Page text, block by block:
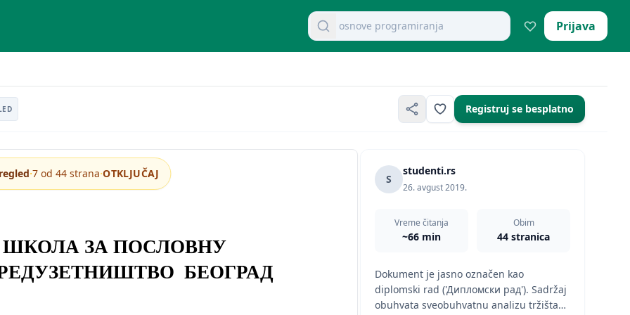
Pretraži dokumente
mikroekonomija pitanja Prijava
Registruj se besplatno
ЗА ПОСЛОВНУ
БЕОГРАД
·7 od 44 strana·OTKLJUČAJ S
studenti.rs
26. avgust 2019.
Vreme čitanja
~66 min
Obim
44 stranica
Dokument je jasno označen kao
diplomski rad ('Дипломски рад'). Sadržaj
obuhvata sveobuhvatnu analizu tržišta